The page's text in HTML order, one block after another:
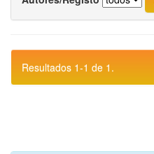
Resultados 1-1 de 1.